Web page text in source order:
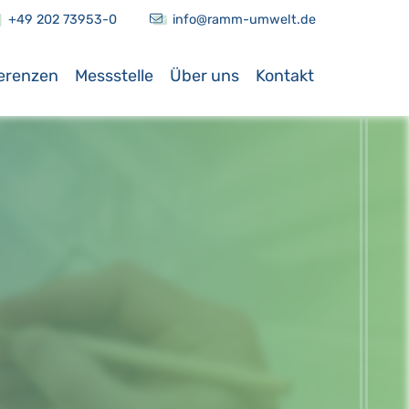
info@ramm-umwelt.de
+49 202 73953-0
Messstelle Über uns Kontakt